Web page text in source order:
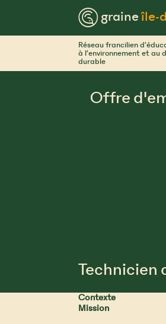
™ graineîle-
Réseau francilien
à l’environnement et au
durable
Offre
Technicien
Contexte
Mission